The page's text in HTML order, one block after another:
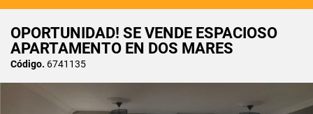
OPORTUNIDAD! SE VENDE ESPACIOSO
APARTAMENTO EN DOS MARES
Código. 6741135